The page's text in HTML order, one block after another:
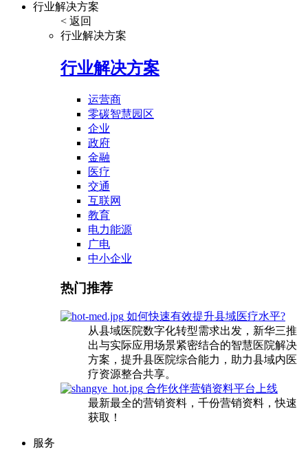
行业解决方案
< 返回
行业解决方案
行业解决方案
运营商
零碳智慧园区
企业
政府
金融
医疗
交通
互联网
教育
电力能源
广电
中小企业
热门推荐
如何快速有效提升县域医疗水平?
从县域医院数字化转型需求出发，新华三推
出与实际应用场景紧密结合的智慧医院解决
方案，提升县医院综合能力，助力县域内医
疗资源整合共享。
合作伙伴营销资料平台上线
最新最全的营销资料，千份营销资料，快速
获取！
服务